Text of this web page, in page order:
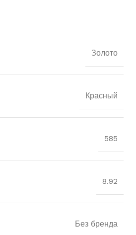
Золото
Красный
585
8.92
Без бренда